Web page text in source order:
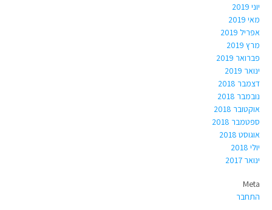
יוני 2019
מאי 2019
אפריל 2019
מרץ 2019
פברואר 2019
ינואר 2019
דצמבר 2018
נובמבר 2018
אוקטובר 2018
ספטמבר 2018
אוגוסט 2018
יולי 2018
ינואר 2017
Meta
התחבר